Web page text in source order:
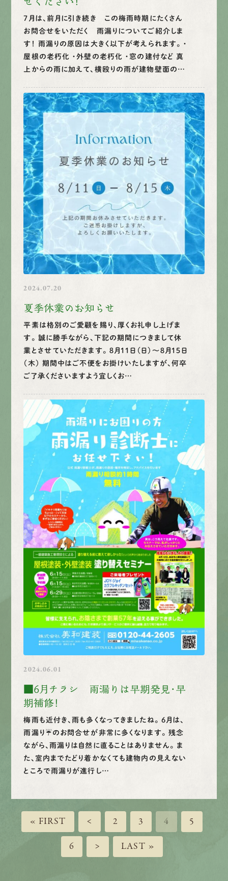
7月は、前月に引き続き この梅雨時期にたくさん
お問合せをいただく 雨漏りについてご紹介しま
す！ 雨漏りの原因は大きく以下が考えられます。 ・
屋根の老朽化 ・外壁の老朽化 ・窓の建付など 真
上からの雨に加えて、横殴りの雨が建物壁面の…
2024.07.20
夏季休業のお知らせ
平素は格別のご愛顧を賜り、厚くお礼申し上げま
す。 誠に勝手ながら、下記の期間につきまして休
業とさせていただきます。 ８月１１日（日）～８月１５日
（木） 期間中はご不便をお掛けいたしますが、何卒
ご了承くださいますよう宜しくお…
2024.06.01
■6月チラシ 雨漏りは早期発見・早
期補修！
梅雨も近付き、雨も多くなってきましたね。 6月は、
雨漏り☔のお問合せが非常に多くなります。 残念
ながら、雨漏りは自然に直ることはありません。 ま
た、室内までたどり着かなくても建物内の見えない
ところで雨漏りが進行し…
« FIRST < 2 3 4
5
6
> LAST »